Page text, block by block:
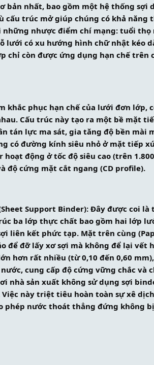
bản nhất, bao gồm một hệ thống sợi
trúc mở giúp chúng có khả năng
nhược điểm chí mạng: tuổi thọ
lưới có xu hướng hình chữ nhật kéo
còn được ứng dụng hạn chế trên
khắc phục hạn chế của lưới đơn lớp,
Cấu trúc này tạo ra một bề mặt
tán lực ma sát, gia tăng độ bền mài
có đường kính siêu nhỏ ở mặt tiếp
động ở tốc độ siêu cao (trên
độ cứng mặt cắt ngang (CD profile).
Support Binder): Đây được coi
ba lớp thực chất bao gồm hai lớp
liên kết phức tạp. Mặt trên cùng
đỡ lấy xơ sợi mà không để lại vết
hơn rất nhiều (từ 0,10 đến 0,60
cung cấp độ cứng vững chắc và
nhà sản xuất không sử dụng sợi
này triệt tiêu hoàn toàn sự xê
phép nước thoát thẳng đứng không